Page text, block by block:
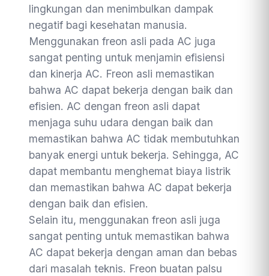
lingkungan dan menimbulkan dampak
negatif bagi kesehatan manusia.
Menggunakan freon asli pada AC juga
sangat penting untuk menjamin efisiensi
dan kinerja AC. Freon asli memastikan
bahwa AC dapat bekerja dengan baik dan
efisien. AC dengan freon asli dapat
menjaga suhu udara dengan baik dan
memastikan bahwa AC tidak membutuhkan
banyak energi untuk bekerja. Sehingga, AC
dapat membantu menghemat biaya listrik
dan memastikan bahwa AC dapat bekerja
dengan baik dan efisien.
Selain itu, menggunakan freon asli juga
sangat penting untuk memastikan bahwa
AC dapat bekerja dengan aman dan bebas
dari masalah teknis. Freon buatan palsu